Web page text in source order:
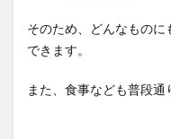
そのため、どんなもの
できます。
また、食事なども普段通